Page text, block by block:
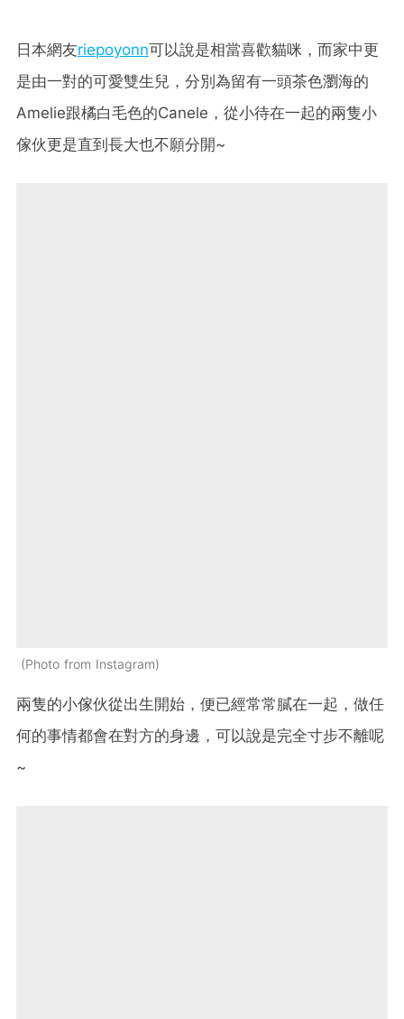
日本網友riepoyonn可以說是相當喜歡貓咪，而家中更
是由一對的可愛雙生兒，分別為留有一頭茶色瀏海的
Amelie跟橘白毛色的Canele，從小待在一起的兩隻小
傢伙更是直到長大也不願分開~
Photo from Instagram
兩隻的小傢伙從出生開始，便已經常常膩在一起，做任
何的事情都會在對方的身邊，可以說是完全寸步不離呢
~